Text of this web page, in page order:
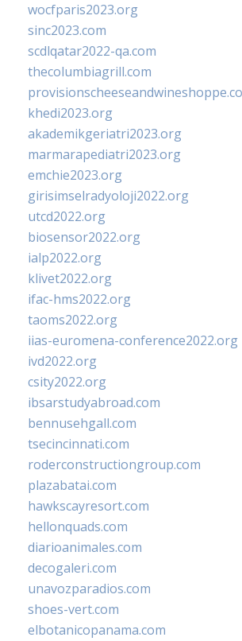
wocfparis2023.org
sinc2023.com
scdlqatar2022-qa.com
thecolumbiagrill.com
khedi2023.org
akademikgeriatri2023.org
marmarapediatri2023.org
emchie2023.org
girisimselradyoloji2022.org
utcd2022.org
biosensor2022.org
ialp2022.org
klivet2022.org
ifac-hms2022.org
taoms2022.org
iias-euromena-conference2022.org
ivd2022.org
csity2022.org
ibsarstudyabroad.com
bennusehgall.com
tsecincinnati.com
roderconstructiongroup.com
plazabatai.com
hawkscayresort.com
hellonquads.com
diarioanimales.com
decogaleri.com
unavozparadios.com
shoes-vert.com
elbotanicopanama.com